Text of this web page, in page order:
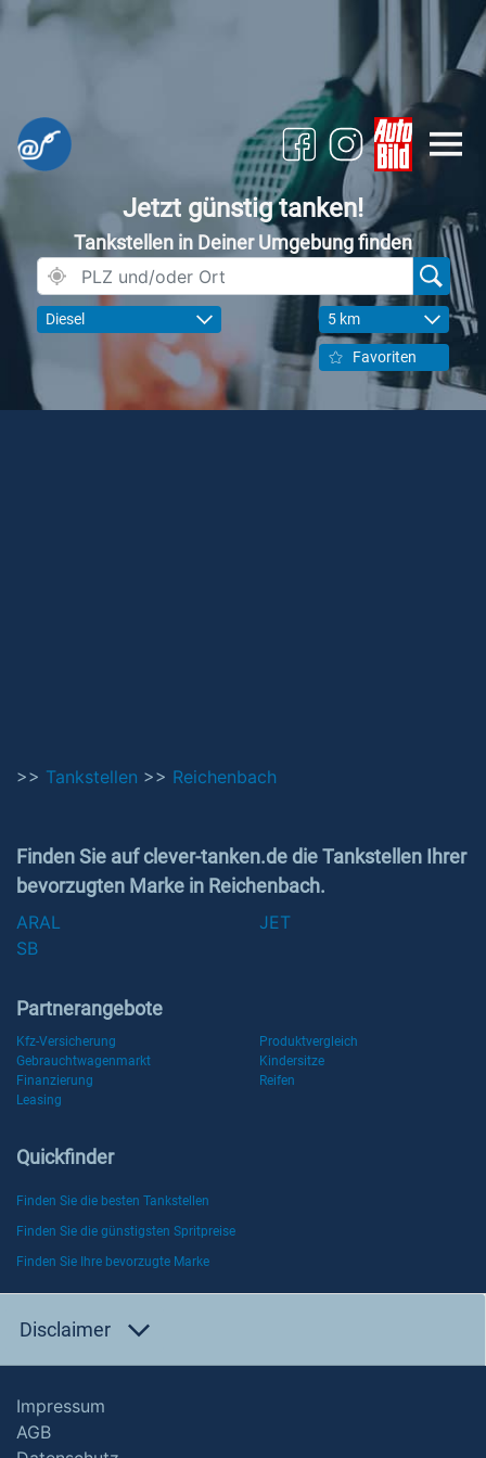
Jetzt günstig tanken!
Tankstellen in Deiner Umgebung finden
Diesel 5 km
Favoriten
>> Tankstellen >> Reichenbach
Finden Sie auf clever-tanken.de die Tankstellen Ihrer
bevorzugten Marke in Reichenbach.
ARAL
JET
SB
Partnerangebote
Kfz-Versicherung
Produktvergleich
Gebrauchtwagenmarkt
Kindersitze
Finanzierung
Reifen
Leasing
Quickfinder
Finden Sie die besten Tankstellen
Finden Sie die günstigsten Spritpreise
Finden Sie Ihre bevorzugte Marke
Disclaimer
Impressum
AGB